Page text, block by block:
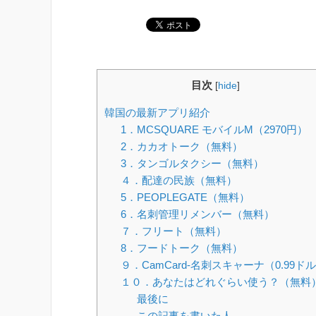
目次 [hide]
韓国の最新アプリ紹介
1．MCSQUARE モバイルM（2970円）
2．カカオトーク（無料）
3．タンゴルタクシー（無料）
４．配達の民族（無料）
5．PEOPLEGATE（無料）
6．名刺管理リメンバー（無料）
７．フリート（無料）
8．フードトーク（無料）
９．CamCard-名刺スキャーナ（0.99ド
１０．あなたはどれぐらい使う？（無料
最後に